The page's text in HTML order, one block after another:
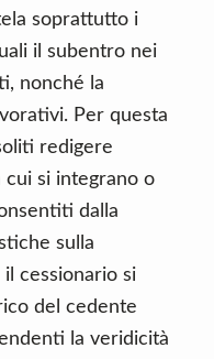
soprattutto i
il subentro nei
nonché la
Per questa
redigere
si integrano o
dalla
sulla
cessionario si
del cedente
la veridicità